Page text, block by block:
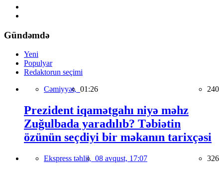
Gündəmdə
Yeni
Populyar
Redaktorun seçimi
Cəmiyyət, 01:26 240
Prezident iqamətgahı niyə məhz
Zuğulbada yaradılıb? Təbiətin
özünün seçdiyi bir məkanın tarixçəsi
Ekspress təhlil, 08 avqust, 17:07 326